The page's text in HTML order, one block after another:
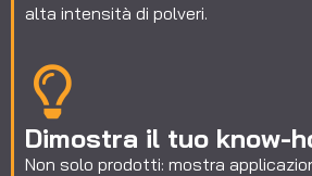
alta intensità di polveri.
Dimostra il tuo know-
Non solo prodotti: mostra